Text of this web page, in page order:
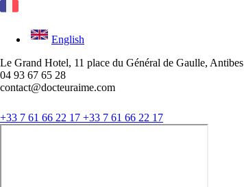
English
Le Grand Hotel, 11 place du Général de Gaulle, Antibes
04 93 67 65 28
contact@docteuraime.com
+33 7 61 66 22 17 +33 7 61 66 22 17